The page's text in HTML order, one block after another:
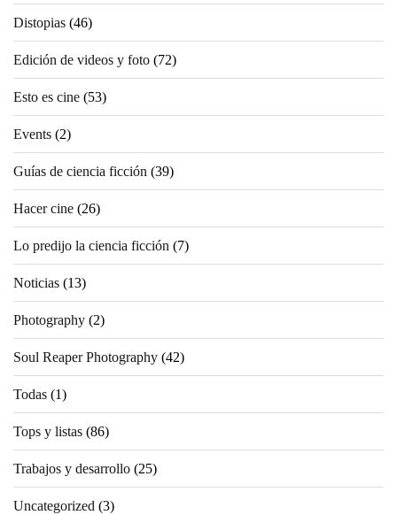
Distopias (46)
Edición de videos y foto (72)
Esto es cine (53)
Events (2)
Guías de ciencia ficción (39)
Hacer cine (26)
Lo predijo la ciencia ficción (7)
Noticias (13)
Photography (2)
Soul Reaper Photography (42)
Todas (1)
Tops y listas (86)
Trabajos y desarrollo (25)
Uncategorized (3)